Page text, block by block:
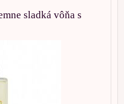
sladká vôňa s